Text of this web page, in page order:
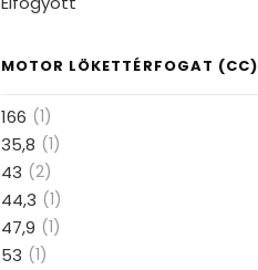
MOTOR LÖKETTÉRFOGAT (CC)
166 (1)
35,8 (1)
43 (2)
44,3 (1)
47,9 (1)
53 (1)